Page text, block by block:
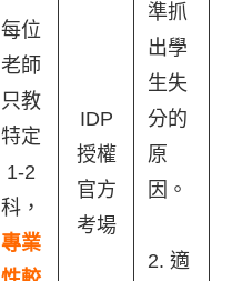
每位
老師
只教
特定
1-2
科，
專業
IDP
授權
官方
考場
準抓
出學
生失
分的
原
因。
2. 適